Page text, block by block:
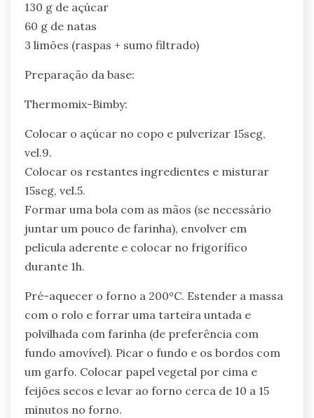
130 g de açúcar
60 g de natas
3 limões (raspas + sumo filtrado)
Preparação da base:
Thermomix-Bimby:
Colocar o açúcar no copo e pulverizar 15seg,
vel.9.
Colocar os restantes ingredientes e misturar
15seg, vel.5.
Formar uma bola com as mãos (se necessário
juntar um pouco de farinha), envolver em
película aderente e colocar no frigorífico
durante 1h.
Pré-aquecer o forno a 200ºC. Estender a massa
com o rolo e forrar uma tarteira untada e
polvilhada com farinha (de preferência com
fundo amovível). Picar o fundo e os bordos com
um garfo. Colocar papel vegetal por cima e
feijões secos e levar ao forno cerca de 10 a 15
minutos no forno.